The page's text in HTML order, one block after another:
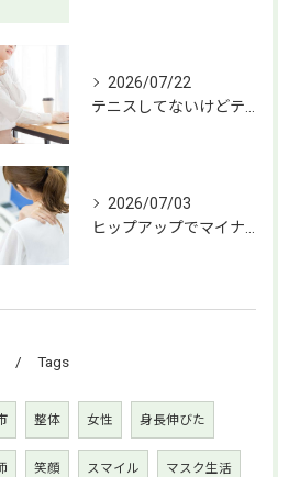
2026/07/22
2026/07/03
Tags
整体 女性 身長伸びた
笑顔 スマイル マスク生活